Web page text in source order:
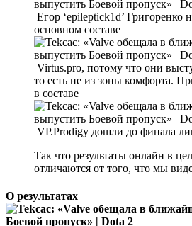
Егор ‘epileptick1d’ Григоренко
основном составе
Virtus.pro, потому что они
то есть не из зоны комфорта.
в составе
VP.Prodigy дошли до финала
Так что результаты онлайн в
отличаются от того, что мы
О результатах